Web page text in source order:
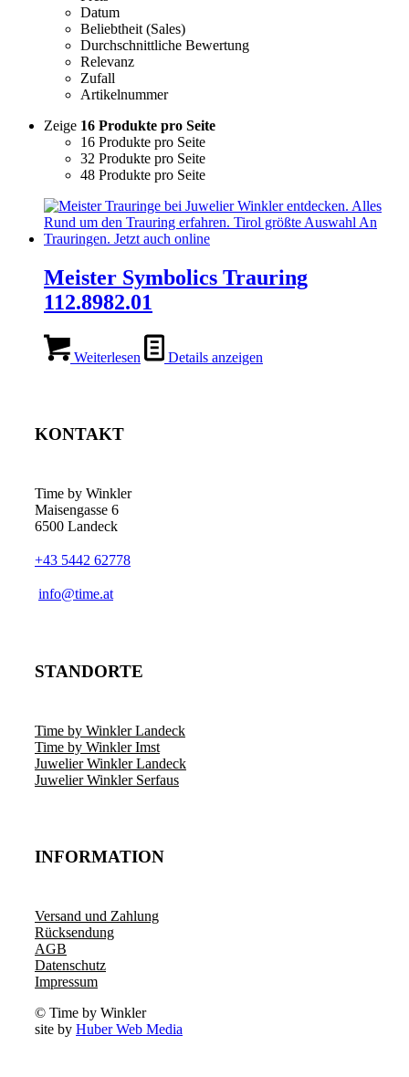
Datum
Beliebtheit (Sales)
Durchschnittliche Bewertung
Relevanz
Zufall
Artikelnummer
Zeige 16 Produkte pro Seite
16 Produkte pro Seite
32 Produkte pro Seite
48 Produkte pro Seite
Meister Symbolics Trauring
112.8982.01
Weiterlesen Details anzeigen
KONTAKT
Time by Winkler
Maisengasse 6
6500 Landeck
+43 5442 62778
­info@time.at
STANDORTE
Time by Winkler Landeck
Time by Winkler Imst
Juwelier Winkler Landeck
Juwelier Winkler Serfaus
INFORMATION
Versand und Zahlung
Rücksendung
AGB
Datenschutz
Impressum
© Time by Winkler
site by Huber Web Media